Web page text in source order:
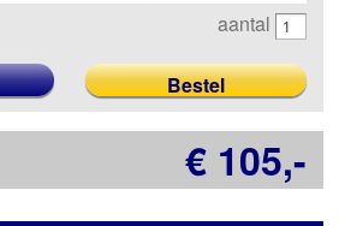
aantal
€ 105,-